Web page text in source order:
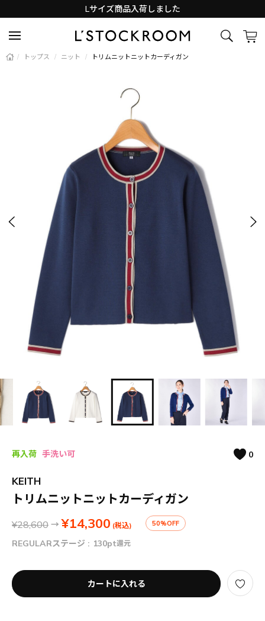
Lサイズ商品入荷しました
/ トップス / ニット / トリムニットニットカーディガン
再入荷 手洗い可 0
KEITH
トリムニットニットカーディガン
¥28,600 → ¥14,300 (税込) 50%OFF
REGULARステージ : 130pt還元
カートに入れる